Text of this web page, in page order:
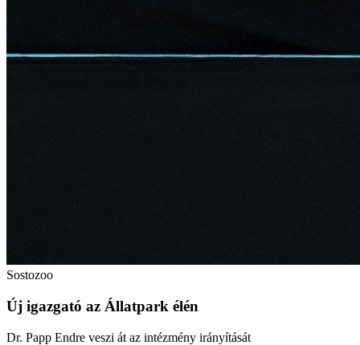
Sostozoo
Új igazgató az Állatpark élén
Dr. Papp Endre veszi át az intézmény irányítását